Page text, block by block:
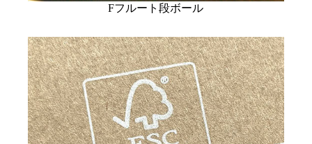
Fフルート段ボール